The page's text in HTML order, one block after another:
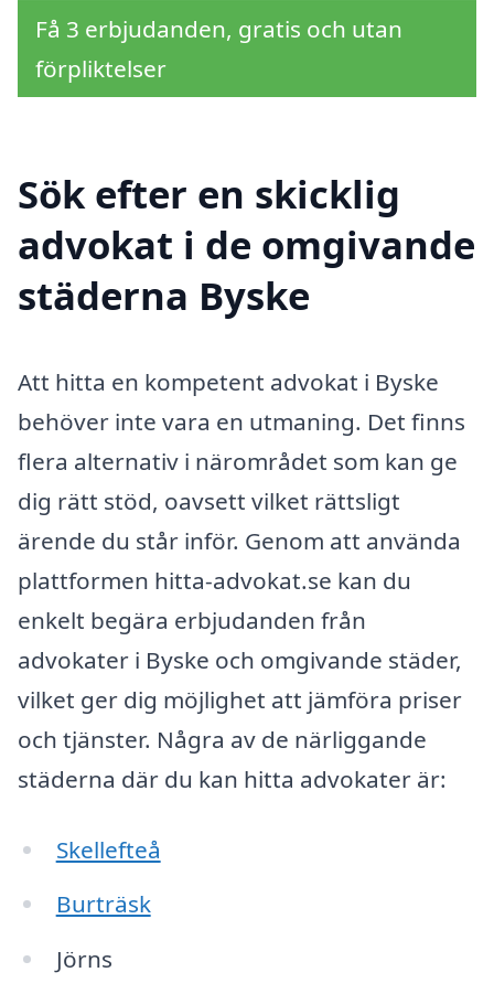
Få 3 erbjudanden, gratis och utan
förpliktelser
Sök efter en skicklig
advokat i de omgivande
städerna Byske
Att hitta en kompetent advokat i Byske
behöver inte vara en utmaning. Det finns
flera alternativ i närområdet som kan ge
dig rätt stöd, oavsett vilket rättsligt
ärende du står inför. Genom att använda
plattformen hitta-advokat.se kan du
enkelt begära erbjudanden från
advokater i Byske och omgivande städer,
vilket ger dig möjlighet att jämföra priser
och tjänster. Några av de närliggande
städerna där du kan hitta advokater är:
Skellefteå
Burträsk
Jörns